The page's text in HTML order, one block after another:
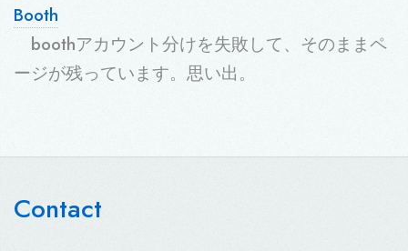
Booth
boothアカウント分けを失敗して、そのままペ
ージが残っています。思い出。
Contact